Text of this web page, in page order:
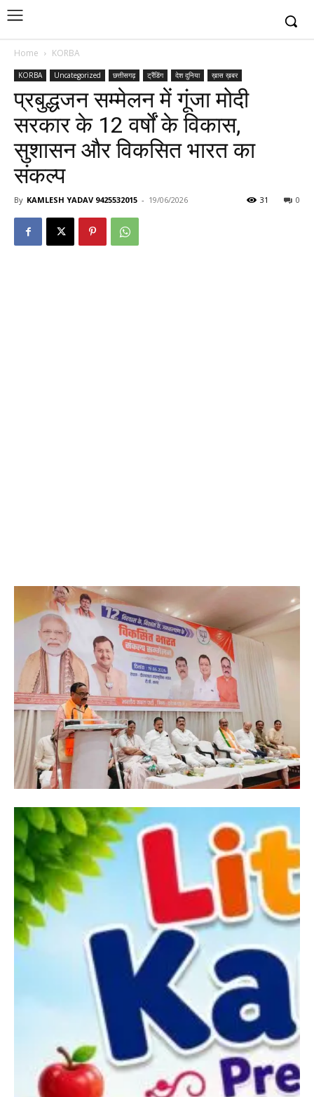
Home KORBA
KORBA Uncategorized छत्तीसगढ़ ट्रैंडिंग देश दुनिया ख़ास ख़बर
प्रबुद्धजन सम्मेलन में गूंजा मोदी
सरकार के 12 वर्षों के विकास,
सुशासन और विकसित भारत का
संकल्प
By KAMLESH YADAV 9425532015 - 19/06/2026 0
31